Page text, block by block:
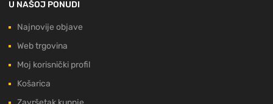
U NAŠOJ PONUDI
Najnovije objave
Web trgovina
Moj korisnički profil
Košarica